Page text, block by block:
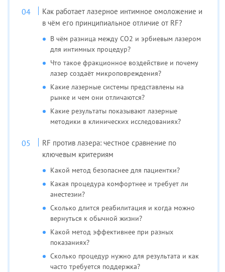
Как работает лазерное интимное омоложение и
в чём его принципиальное отличие от RF?
В чём разница между CO2 и эрбиевым лазером
для интимных процедур?
Что такое фракционное воздействие и почему
лазер создаёт микроповреждения?
Какие лазерные системы представлены на
рынке и чем они отличаются?
Какие результаты показывают лазерные
методики в клинических исследованиях?
RF против лазера: честное сравнение по
ключевым критериям
Какой метод безопаснее для пациентки?
Какая процедура комфортнее и требует ли
анестезии?
Сколько длится реабилитация и когда можно
вернуться к обычной жизни?
Какой метод эффективнее при разных
показаниях?
Сколько процедур нужно для результата и как
часто требуется поддержка?